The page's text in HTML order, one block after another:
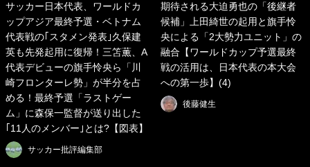
サッカー日本代表、ワールドカ
ップアジア最終予選・ベトナム
代表戦の｢スタメン発表｣久保建
英も先発起用に復帰！三笘薫、A
代表デビューの旗手怜央ら「川
崎フロンターレ勢」が半分を占
める！最終予選「ラストゲー
ム」に森保一監督が送り出した
｢11人のメンバー｣とは?【図表】
サッカー批評編集部
期待される大迫勇也の「後継者
候補」上田綺世の起用と旗手怜
央による「2大勢力ユニット」の
融合【ワールドカップ予選最終
戦の活用は、日本代表の本大会
への第一歩】(4)
後藤健生